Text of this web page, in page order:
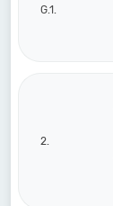
G.1.
2.